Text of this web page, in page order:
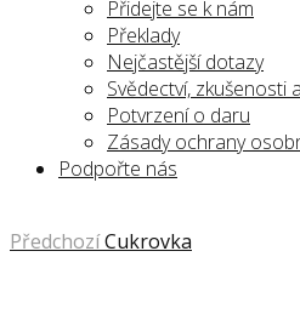
Přidejte se k nám
Překlady
Nejčastější dotazy
Svědectví, zkušenosti
Potvrzení o daru
Zásady ochrany
Podpořte nás
PředchozíCukrovka